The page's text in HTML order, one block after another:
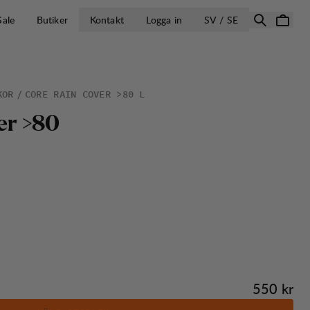
Butiker Kontakt Logga in SV / SEÖPPNA VÄLJ
CORE RAIN COVER >80 L
r >80
Pris:
550 kr